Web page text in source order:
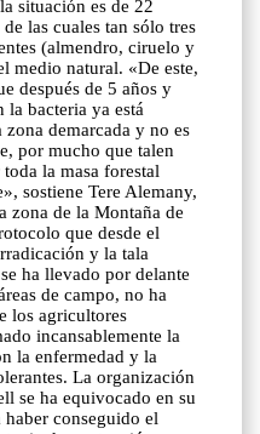
situación es de 22
las cuales tan sólo tres
(almendro, ciruelo y
medio natural. «De este,
después de 5 años y
la bacteria ya está
demarcada y no es
por mucho que talen
la masa forestal
sostiene Tere Alemany,
zona de la Montaña de
que desde el
y la tala
ha llevado por delante
de campo, no ha
los agricultores
incansablemente la
la enfermedad y la
La organización
se ha equivocado en su
conseguido el